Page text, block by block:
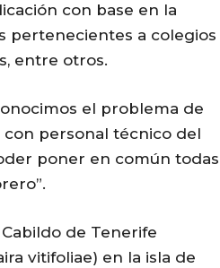
con base en la
pertenecientes a colegios
entre otros.
el problema de
personal técnico del
poner en común todas
de Tenerife
vitifoliae) en la isla de